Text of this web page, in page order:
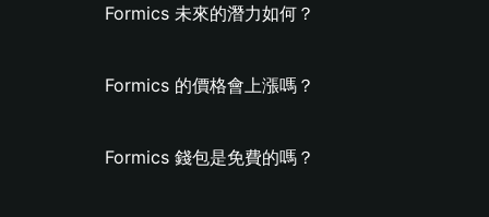
Formics 未來的潛力如何？
Formics 的價格會上漲嗎？
Formics 錢包是免費的嗎？